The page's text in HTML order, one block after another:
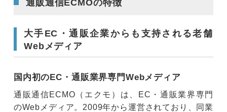
通販通信ECMOの特徴
大手EC・通販企業からも支持される老舗
Webメディア
国内初のEC・通販業界専門Webメディア
通販通信ECMO（エクモ）は、EC・通販業界専門
のWebメディア。2009年から運営されており、同業